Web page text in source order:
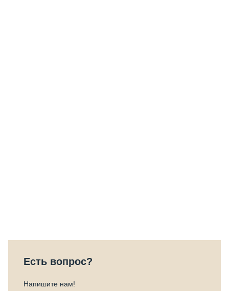
Есть вопрос?
Напишите нам!